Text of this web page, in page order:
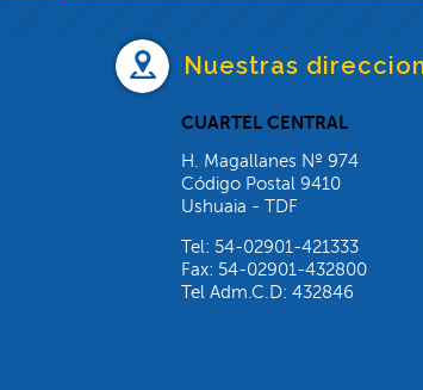
Nuestras
CUARTEL CENTRAL
H. Magallanes Nº 974
Código Postal 9410
Ushuaia - TDF
Tel: 54-02901-421333
Fax: 54-02901-432800
Tel Adm.C.D: 432846